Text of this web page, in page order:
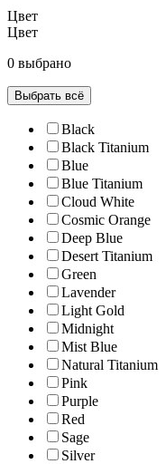
Цвет
Цвет
0 выбрано
Выбрать всё
Black
Black Titanium
Blue
Blue Titanium
Cloud White
Cosmic Orange
Deep Blue
Desert Titanium
Green
Lavender
Light Gold
Midnight
Mist Blue
Natural Titanium
Pink
Purple
Red
Sage
Silver